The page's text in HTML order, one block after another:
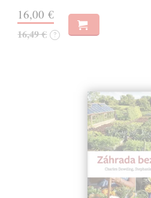
16,00 €
16,49 € ?